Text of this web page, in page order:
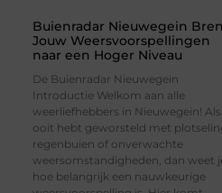
Buienradar Nieuwegein
Jouw Weersvoorspellingen
naar een Hoger Niveau
De Buienradar Nieuwegein
Introductie Welkom aan alle
weerliefhebbers in Nieuwegein!
ooit hebt geworsteld met
regenbuien of onverwachte
weersomstandigheden, dan weet
hoe belangrijk een nauwkeurige